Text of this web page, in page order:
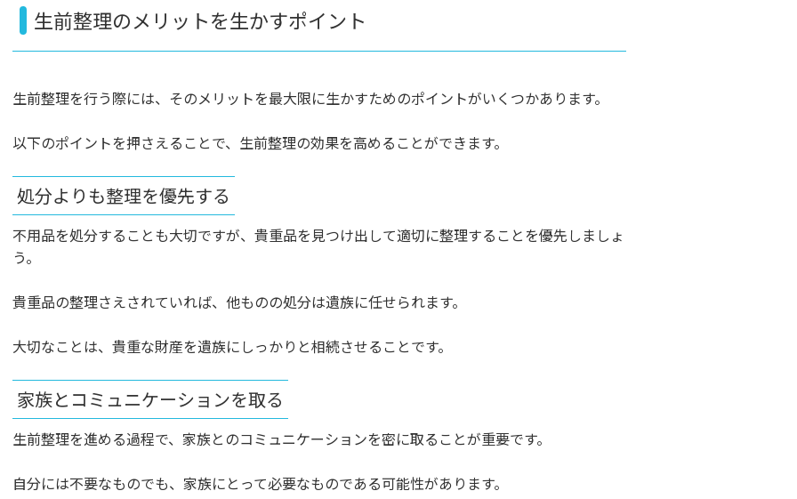
生前整理のメリットを生かすポイント
生前整理を行う際には、そのメリットを最大限に生かすためのポイントがいくつかあります。
以下のポイントを押さえることで、生前整理の効果を高めることができます。
処分よりも整理を優先する
不用品を処分することも大切ですが、貴重品を見つけ出して適切に整理することを優先しましょ
う。
貴重品の整理さえされていれば、他ものの処分は遺族に任せられます。
大切なことは、貴重な財産を遺族にしっかりと相続させることです。
家族とコミュニケーションを取る
生前整理を進める過程で、家族とのコミュニケーションを密に取ることが重要です。
自分には不要なものでも、家族にとって必要なものである可能性があります。